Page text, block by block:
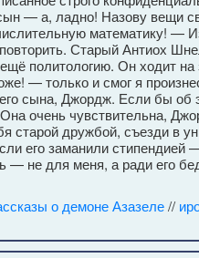
— а, ладно! Назову вещи
математику! —
Старый Антиох
политологию. Он ходит на
— только и смог я
сына, Джордж. Если бы об
очень чувствительна,
старой дружбой, съезди в
его заманили стипендией
— не для меня, а ради его
о демоне Азазеле//